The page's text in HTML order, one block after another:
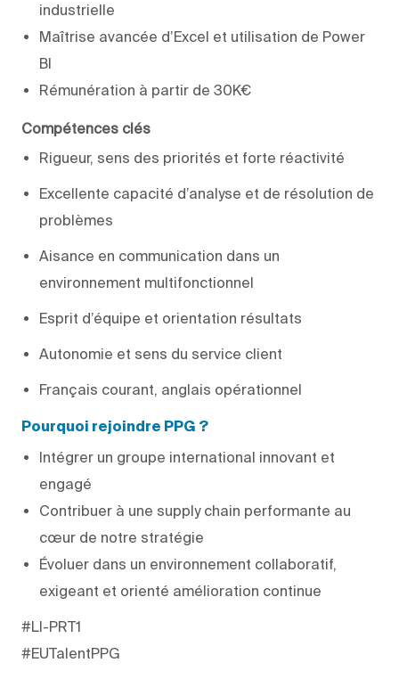
industrielle
Maîtrise avancée d’Excel et utilisation de Power
BI
Rémunération à partir de 30K€
Compétences clés
Rigueur, sens des priorités et forte réactivité
Excellente capacité d’analyse et de résolution de
problèmes
Aisance en communication dans un
environnement multifonctionnel
Esprit d’équipe et orientation résultats
Autonomie et sens du service client
Français courant, anglais opérationnel
Pourquoi rejoindre PPG ?
Intégrer un groupe international innovant et
engagé
Contribuer à une supply chain performante au
cœur de notre stratégie
Évoluer dans un environnement collaboratif,
exigeant et orienté amélioration continue
#LI-PRT1
#EUTalentPPG